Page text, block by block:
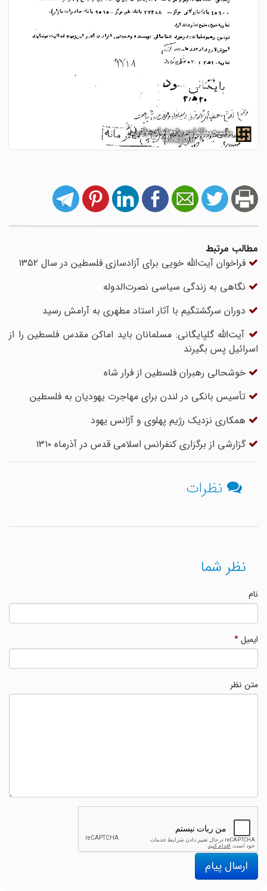
مطالب مرتبط
فراخوان آیت‌الله خویی برای آزادسازی فلسطین در سال ۱۳۵۲
نگاهی به زندگی سیاسی نصرت‌الدوله
دوران سرگشتگیم با آثار استاد مطهری به آرامش رسید
آیت‌الله گلپایگانی: مسلمانان باید اماکن مقدس فلسطین را از
اسرائیل پس بگیرند
خوشحالی رهبران فلسطین از فرار شاه
تأسیس بانکی در لندن برای مهاجرت یهودیان به فلسطین
همکاری نزدیک رژیم پهلوی و آژانس یهود
گزارشی از برگزاری کنفرانس اسلامی قدس در آذرماه ۱۳۱۰
نظرات
نظر شما
ایمیل*
متن نظر
ارسال پیام